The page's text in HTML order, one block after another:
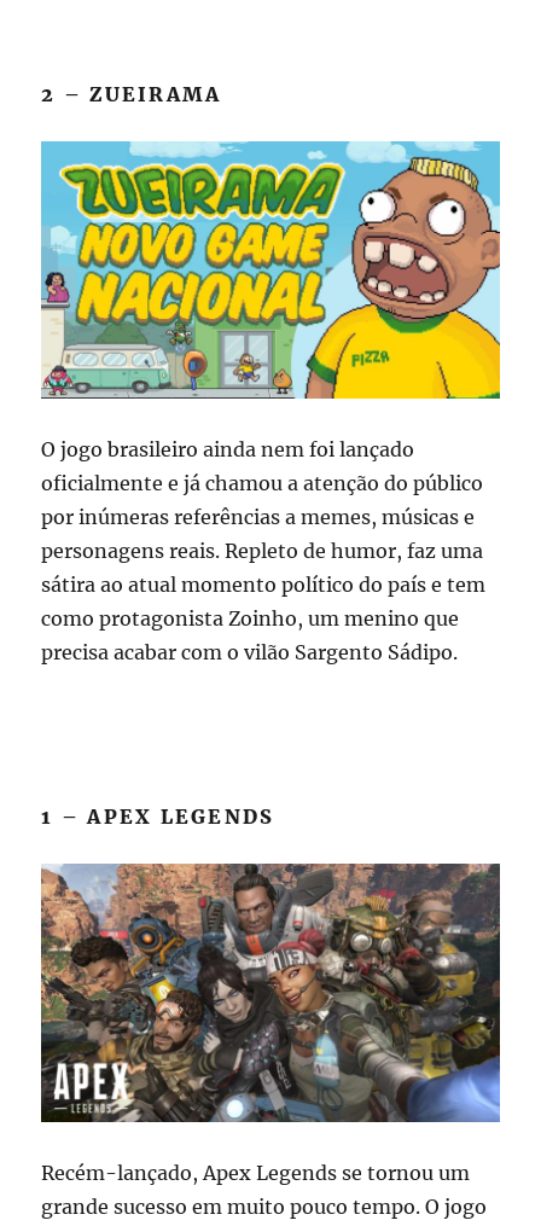
2 – ZUEIRAMA
O jogo brasileiro ainda nem foi lançado
oficialmente e já chamou a atenção do público
por inúmeras referências a memes, músicas e
personagens reais. Repleto de humor, faz uma
sátira ao atual momento político do país e tem
como protagonista Zoinho, um menino que
precisa acabar com o vilão Sargento Sádipo.
1 – APEX LEGENDS
Recém-lançado, Apex Legends se tornou um
grande sucesso em muito pouco tempo. O jogo